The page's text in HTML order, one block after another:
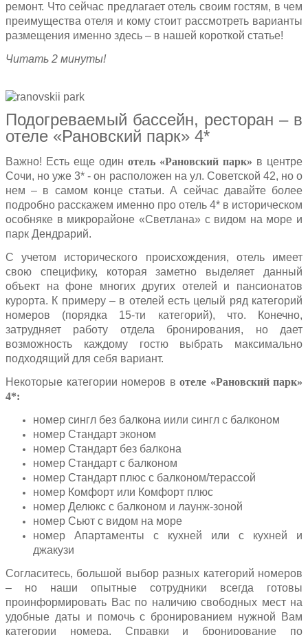
ремонт. Что сейчас предлагает отель своим гостям, в чем
преимущества отеля и кому стоит рассмотреть варианты
размещения именно здесь – в нашей короткой статье!
Читать 2 минуты!
Подогреваемый бассейн, ресторан – в
отеле «Рановский парк» 4*
Важно! Есть еще один отель «Рановский парк» в центре
Сочи, но уже 3* - он расположен на ул. Советской 42, но о
нем – в самом конце статьи. А сейчас давайте более
подробно расскажем именно про отель 4* в историческом
особняке в микрорайоне «Светлана» с видом на море и
парк Дендрарий.
С учетом исторического происхождения, отель имеет
свою специфику, которая заметно выделяет данный
объект на фоне многих других отелей и пансионатов
курорта. К примеру – в отелей есть целый ряд категорий
номеров (порядка 15-ти категорий), что. Конечно,
затрудняет работу отдела бронирования, но дает
возможность каждому гостю выбрать максимально
подходящий для себя вариант.
Некоторые категории номеров в отеле «Рановский парк»
4*:
номер сингл без балкона иили сингл с балконом
номер Стандарт эконом
номер Стандарт без балкона
номер Стандарт с балконом
номер Стандарт плюс с балконом/терассой
номер Комфорт или Комфорт плюс
номер Делюкс с балконом и лаунж-зоной
номер Сьют с видом на море
номер Апартаменты с кухней или с кухней и
джакузи
Согласитесь, большой выбор разных категорий номеров
– но наши опытные сотрудники всегда готовы
проинформировать Вас по наличию свободных мест на
удобные даты и помочь с бронированием нужной Вам
категории номера. Справки и бронирование по